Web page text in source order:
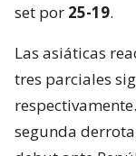
set por 25-19.
Las asiáticas
tres parciales
segunda